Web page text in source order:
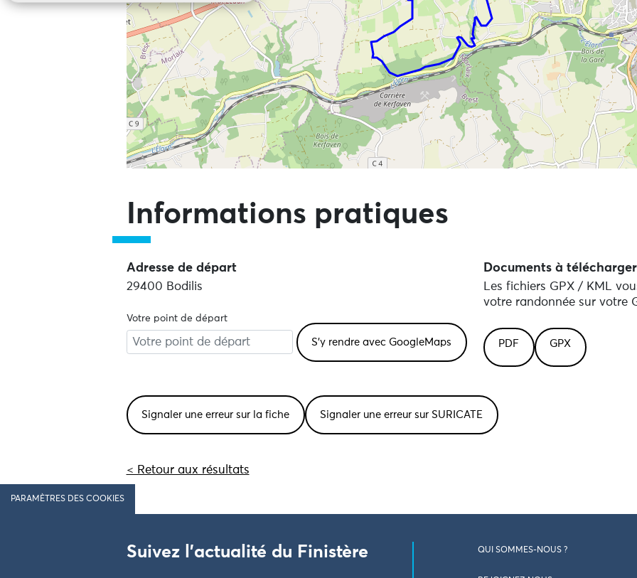
Informations pratiques
Adresse de départ
29400 Bodilis
Votre point de départ
Documents à télécharger
Les fichiers GPX / KML
votre randonnée sur votre
PDF GPX
Signaler une erreur sur la fiche Signaler une erreur sur SURICATE
< Retour aux résultats
PARAMÈTRES DES COOKIES
Suivez l'actualité du Finistère QUI SOMMES-NOUS ?